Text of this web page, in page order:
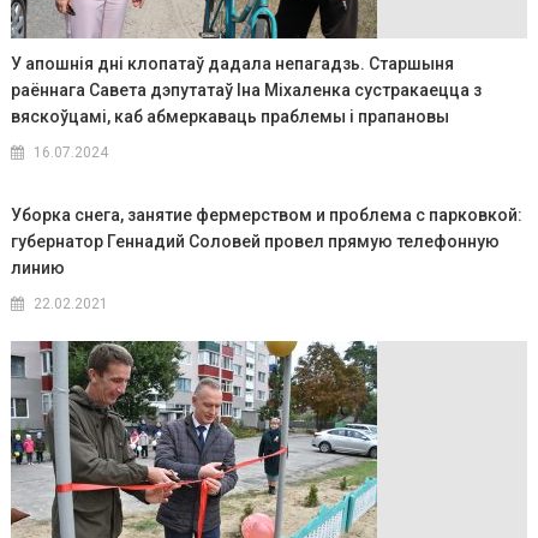
У апошнія дні клопатаў дадала непагадзь. Старшыня
раённага Савета дэпутатаў Іна Міхаленка сустракаецца з
вяскоўцамі, каб абмеркаваць праблемы і прапановы
16.07.2024
Уборка снега, занятие фермерством и проблема с парковкой:
губернатор Геннадий Соловей провел прямую телефонную
линию
22.02.2021